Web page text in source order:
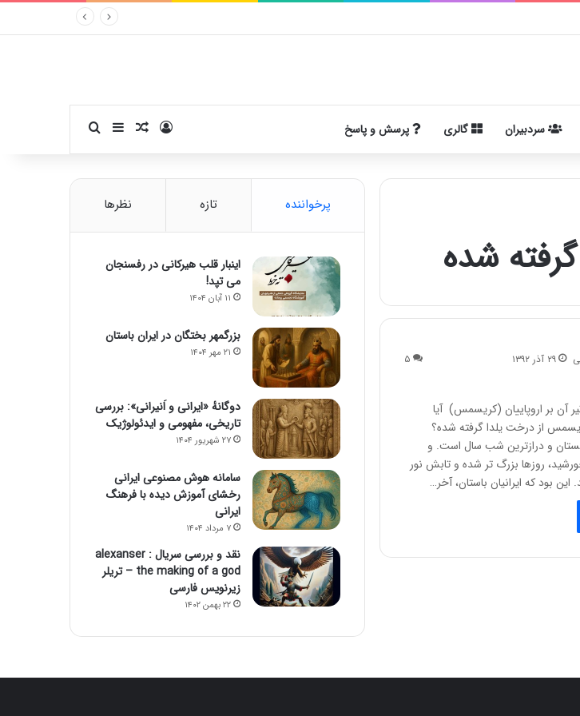
سردبیران گالری پرسش و پاسخ ورودنوشته تصادفی
سایدبارجستجو برای
شده
۲۹ آذر ۱۳۹۲ ۵
آن بر اروپاییان (کریسمس) آیا
از درخت يلدا گرفته شده؟
و درازترين شب سال است. و
روزها بزرگ تر شده و تابش نور
بود که ايرانيان باستان، آخر…
پرخواننده تازه نظرها
اینبار قلب هیرکانی در رفسنجان
می تپد!
۱۱ آبان ۱۴۰۴
بزرگمهر بختگان در ایران باستان
۲۱ مهر ۱۴۰۴
دوگانهٔ «ایرانی و اَنیرانی»: بررسی
تاریخی، مفهومی و ایدئولوژیک
۲۷ شهریور ۱۴۰۴
سامانه هوش مصنوعی ایرانی
رخشای آموزش دیده با فرهنگ
ایرانی
۷ مرداد ۱۴۰۴
نقد و بررسی سریال alexanser :
the making of a god – تریلر
زیرنویس فارسی
۲۲ بهمن ۱۴۰۲